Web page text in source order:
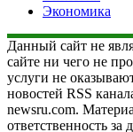
Экономика
Данный сайт не
сайте ни чего не
услуги не
новостей RSS
newsru.com.
ответственность